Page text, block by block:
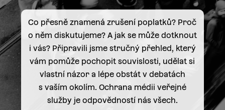
Co přesně znamená zrušení poplatků? Proč
o něm diskutujeme? A jak se může dotknout
i vás? Připravili jsme stručný přehled, který
vám pomůže pochopit souvislosti, udělat si
vlastní názor a lépe obstát v debatách
s vaším okolím. Ochrana médii veřejné
služby je odpovědností nás všech.